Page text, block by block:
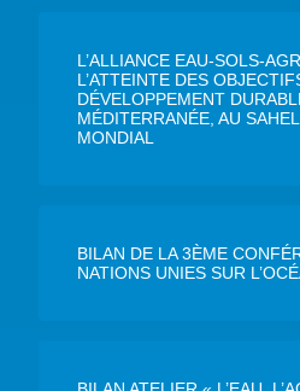
L’ALLIANCE EAU-SOLS-
L’ATTEINTE DES
DÉVELOPPEMENT
MÉDITERRANÉE, AU
MONDIAL
BILAN DE LA 3ÈME
NATIONS UNIES SUR